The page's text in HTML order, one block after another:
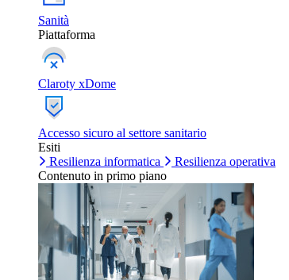
Sanità
Piattaforma
Claroty xDome
Accesso sicuro al settore sanitario
Esiti
Resilienza informatica
Resilienza operativa
Contenuto in primo piano